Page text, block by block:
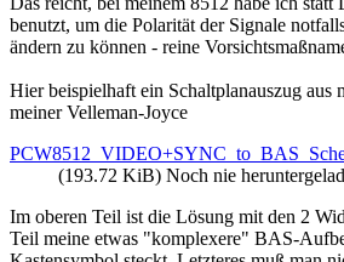
benutzt, um die Polarität der Signale
ändern zu können - reine
Hier beispielhaft ein Schaltplanauszug aus
meiner Velleman-Joyce
(193.72 KiB) Noch nie
Im oberen Teil ist die Lösung mit den 2
Teil meine etwas "komplexere" BAS-